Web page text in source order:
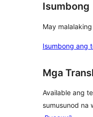
Isumbong
May
Isumbong ang
Mga
Available ang
sumusunod na